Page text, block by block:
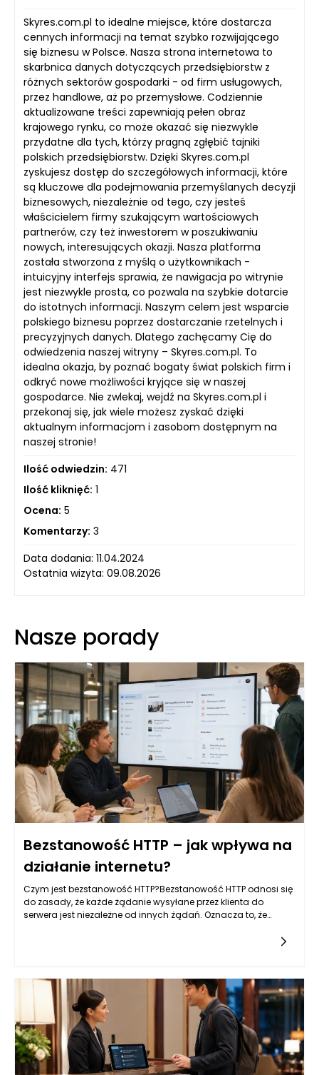
Skyres.com.pl to idealne miejsce, które dostarcza
cennych informacji na temat szybko rozwijającego
się biznesu w Polsce. Nasza strona internetowa to
skarbnica danych dotyczących przedsiębiorstw z
różnych sektorów gospodarki - od firm usługowych,
przez handlowe, aż po przemysłowe. Codziennie
aktualizowane treści zapewniają pełen obraz
krajowego rynku, co może okazać się niezwykle
przydatne dla tych, którzy pragną zgłębić tajniki
polskich przedsiębiorstw. Dzięki Skyres.com.pl
zyskujesz dostęp do szczegółowych informacji, które
są kluczowe dla podejmowania przemyślanych decyzji
biznesowych, niezależnie od tego, czy jesteś
właścicielem firmy szukającym wartościowych
partnerów, czy też inwestorem w poszukiwaniu
nowych, interesujących okazji. Nasza platforma
została stworzona z myślą o użytkownikach -
intuicyjny interfejs sprawia, że nawigacja po witrynie
jest niezwykle prosta, co pozwala na szybkie dotarcie
do istotnych informacji. Naszym celem jest wsparcie
polskiego biznesu poprzez dostarczanie rzetelnych i
precyzyjnych danych. Dlatego zachęcamy Cię do
odwiedzenia naszej witryny – Skyres.com.pl. To
idealna okazja, by poznać bogaty świat polskich firm i
odkryć nowe możliwości kryjące się w naszej
gospodarce. Nie zwlekaj, wejdź na Skyres.com.pl i
przekonaj się, jak wiele możesz zyskać dzięki
aktualnym informacjom i zasobom dostępnym na
naszej stronie!
Ilość odwiedzin: 471
Ilość kliknięć: 1
Ocena: 5
Komentarzy: 3
Data dodania: 11.04.2024
Ostatnia wizyta: 09.08.2026
Nasze porady
Bezstanowość HTTP – jak wpływa na
działanie internetu?
Czym jest bezstanowość HTTP?Bezstanowość HTTP odnosi się
do zasady, że każde żądanie wysyłane przez klienta do
serwera jest niezależne od innych żądań. Oznacza to, że